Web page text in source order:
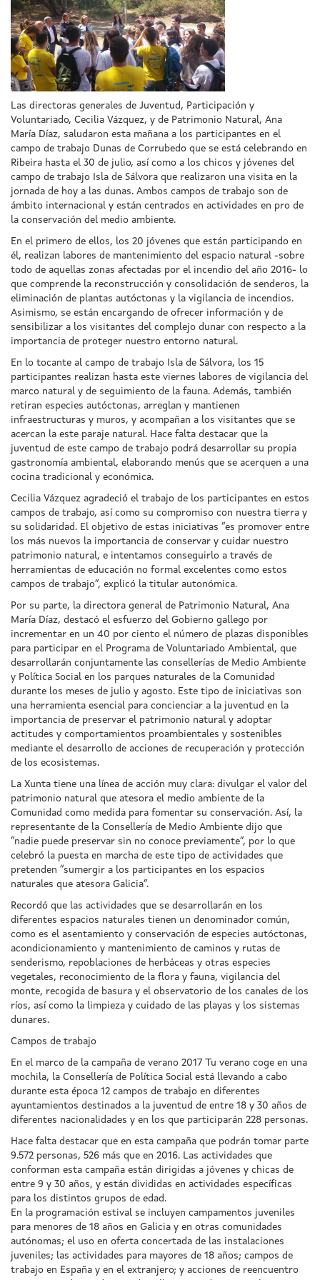
Las directoras generales de Juventud, Participación y
Voluntariado, Cecilia Vázquez, y de Patrimonio Natural, Ana
María Díaz, saludaron esta mañana a los participantes en el
campo de trabajo Dunas de Corrubedo que se está celebrando en
Ribeira hasta el 30 de julio, así como a los chicos y jóvenes del
campo de trabajo Isla de Sálvora que realizaron una visita en la
jornada de hoy a las dunas. Ambos campos de trabajo son de
ámbito internacional y están centrados en actividades en pro de
la conservación del medio ambiente.
En el primero de ellos, los 20 jóvenes que están participando en
él, realizan labores de mantenimiento del espacio natural -sobre
todo de aquellas zonas afectadas por el incendio del año 2016- lo
que comprende la reconstrucción y consolidación de senderos, la
eliminación de plantas autóctonas y la vigilancia de incendios.
Asimismo, se están encargando de ofrecer información y de
sensibilizar a los visitantes del complejo dunar con respecto a la
importancia de proteger nuestro entorno natural.
En lo tocante al campo de trabajo Isla de Sálvora, los 15
participantes realizan hasta este viernes labores de vigilancia del
marco natural y de seguimiento de la fauna. Además, también
retiran especies autóctonas, arreglan y mantienen
infraestructuras y muros, y acompañan a los visitantes que se
acercan la este paraje natural. Hace falta destacar que la
juventud de este campo de trabajo podrá desarrollar su propia
gastronomía ambiental, elaborando menús que se acerquen a una
cocina tradicional y económica.
Cecilia Vázquez agradeció el trabajo de los participantes en estos
campos de trabajo, así como su compromiso con nuestra tierra y
su solidaridad. El objetivo de estas iniciativas “es promover entre
los más nuevos la importancia de conservar y cuidar nuestro
patrimonio natural, e intentamos conseguirlo a través de
herramientas de educación no formal excelentes como estos
campos de trabajo”, explicó la titular autonómica.
Por su parte, la directora general de Patrimonio Natural, Ana
María Díaz, destacó el esfuerzo del Gobierno gallego por
incrementar en un 40 por ciento el número de plazas disponibles
para participar en el Programa de Voluntariado Ambiental, que
desarrollarán conjuntamente las consellerías de Medio Ambiente
y Política Social en los parques naturales de la Comunidad
durante los meses de julio y agosto. Este tipo de iniciativas son
una herramienta esencial para concienciar a la juventud en la
importancia de preservar el patrimonio natural y adoptar
actitudes y comportamientos proambientales y sostenibles
mediante el desarrollo de acciones de recuperación y protección
de los ecosistemas.
La Xunta tiene una línea de acción muy clara: divulgar el valor del
patrimonio natural que atesora el medio ambiente de la
Comunidad como medida para fomentar su conservación. Así, la
representante de la Consellería de Medio Ambiente dijo que
“nadie puede preservar sin no conoce previamente”, por lo que
celebró la puesta en marcha de este tipo de actividades que
pretenden “sumergir a los participantes en los espacios
naturales que atesora Galicia”.
Recordó que las actividades que se desarrollarán en los
diferentes espacios naturales tienen un denominador común,
como es el asentamiento y conservación de especies autóctonas,
acondicionamiento y mantenimiento de caminos y rutas de
senderismo, repoblaciones de herbáceas y otras especies
vegetales, reconocimiento de la flora y fauna, vigilancia del
monte, recogida de basura y el observatorio de los canales de los
ríos, así como la limpieza y cuidado de las playas y los sistemas
dunares.
Campos de trabajo
En el marco de la campaña de verano 2017 Tu verano coge en una
mochila, la Consellería de Política Social está llevando a cabo
durante esta época 12 campos de trabajo en diferentes
ayuntamientos destinados a la juventud de entre 18 y 30 años de
diferentes nacionalidades y en los que participarán 228 personas.
Hace falta destacar que en esta campaña que podrán tomar parte
9.572 personas, 526 más que en 2016. Las actividades que
conforman esta campaña están dirigidas a jóvenes y chicas de
entre 9 y 30 años, y están divididas en actividades específicas
para los distintos grupos de edad.
En la programación estival se incluyen campamentos juveniles
para menores de 18 años en Galicia y en otras comunidades
autónomas; el uso en oferta concertada de las instalaciones
juveniles; las actividades para mayores de 18 años; campos de
trabajo en España y en el extranjero; y acciones de reencuentro